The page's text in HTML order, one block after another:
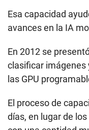
Esa capacidad
avances en la IA
En 2012 se
clasificar imágenes
las GPU
El proceso de
días, en lugar de